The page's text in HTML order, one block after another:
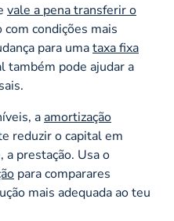
vale a pena transferir o
condições mais
para umataxa fixa
também pode ajudar a
a amortização
reduzir o capital em
prestação. Usa o
para comparares
mais adequada ao teu